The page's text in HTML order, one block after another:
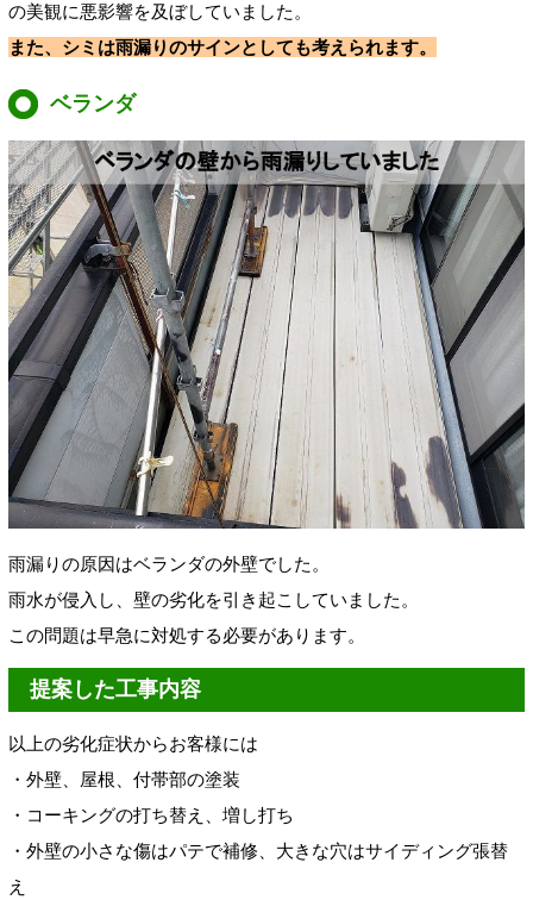
の美観に悪影響を及ぼしていました。
また、シミは雨漏りのサインとしても考えられます。
ベランダ
雨漏りの原因はベランダの外壁でした。
雨水が侵入し、壁の劣化を引き起こしていました。
この問題は早急に対処する必要があります。
提案した工事内容
以上の劣化症状からお客様には
・外壁、屋根、付帯部の塗装
・コーキングの打ち替え、増し打ち
・外壁の小さな傷はパテで補修、大きな穴はサイディング張替
え